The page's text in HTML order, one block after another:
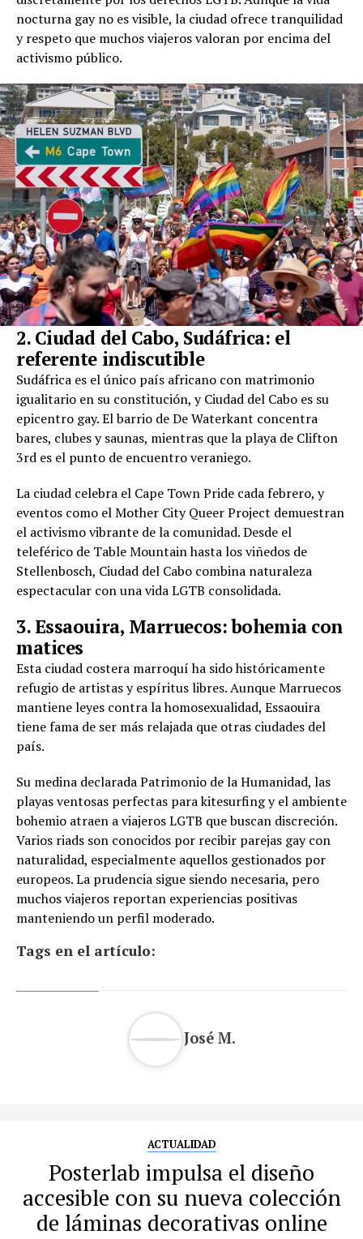
nocturna gay no es visible, la ciudad ofrece tranquilidad
y respeto que muchos viajeros valoran por encima del
activismo público.
2. Ciudad del Cabo, Sudáfrica: el
referente indiscutible
Sudáfrica es el único país africano con matrimonio
igualitario en su constitución, y Ciudad del Cabo es su
epicentro gay. El barrio de De Waterkant concentra
bares, clubes y saunas, mientras que la playa de Clifton
3rd es el punto de encuentro veraniego.
La ciudad celebra el Cape Town Pride cada febrero, y
eventos como el Mother City Queer Project demuestran
el activismo vibrante de la comunidad. Desde el
teleférico de Table Mountain hasta los viñedos de
Stellenbosch, Ciudad del Cabo combina naturaleza
espectacular con una vida LGTB consolidada.
3. Essaouira, Marruecos: bohemia con
matices
Esta ciudad costera marroquí ha sido históricamente
refugio de artistas y espíritus libres. Aunque Marruecos
mantiene leyes contra la homosexualidad, Essaouira
tiene fama de ser más relajada que otras ciudades del
país.
Su medina declarada Patrimonio de la Humanidad, las
playas ventosas perfectas para kitesurfing y el ambiente
bohemio atraen a viajeros LGTB que buscan discreción.
Varios riads son conocidos por recibir parejas gay con
naturalidad, especialmente aquellos gestionados por
europeos. La prudencia sigue siendo necesaria, pero
muchos viajeros reportan experiencias positivas
manteniendo un perfil moderado.
Tags en el artículo:
José M.
ACTUALIDAD
Posterlab impulsa el diseño
accesible con su nueva colección
de láminas decorativas online